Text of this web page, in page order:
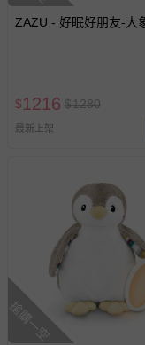
ZAZU - 好眠好朋友-大
$1216 $1280
最新上架
搶購一空